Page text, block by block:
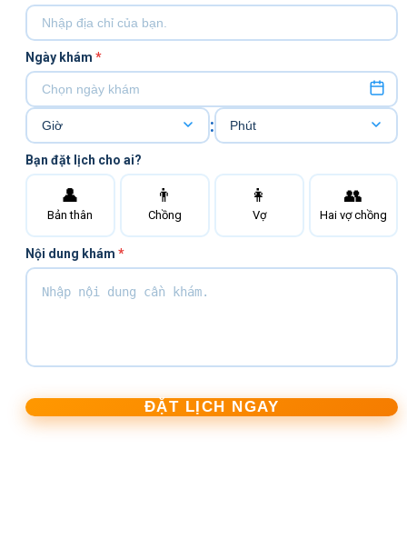
Ngày khám *
:
Bạn đặt lịch cho ai?
👤
Bản thân
👨
Chồng
👩
Vợ
👥
Hai vợ chồng
Nội dung khám *
ĐẶT LỊCH NGAY